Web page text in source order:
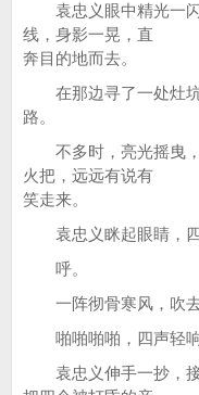
袁忠义眼中精光一闪
线，身影一晃，直
奔目的地而去。
在那边寻了一处灶坑
路。
不多时，亮光摇曳，
火把，远远有说有
笑走来。
袁忠义眯起眼睛，四
呼。
一阵彻骨寒风，吹去
啪啪啪啪，四声轻响
袁忠义伸手一抄，接